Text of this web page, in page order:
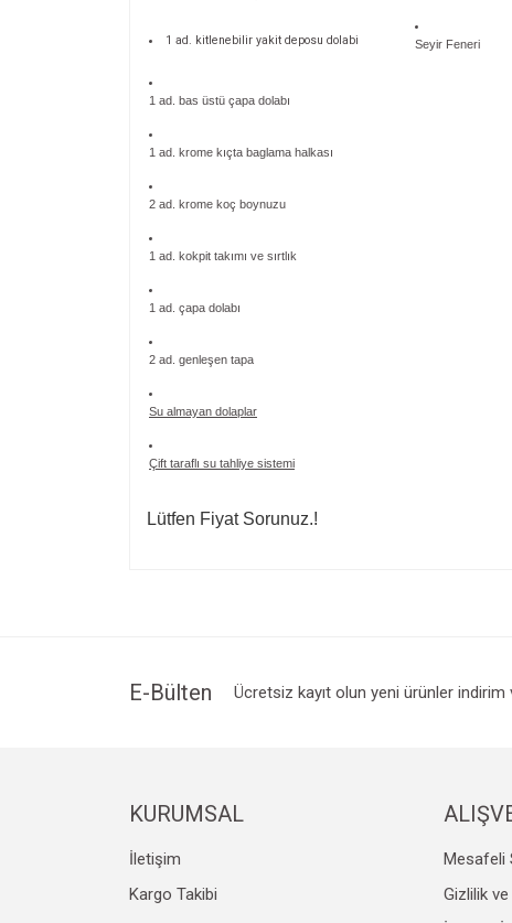
1 ad. kitlenebilir yakit deposu dolabi Seyir Feneri
1 ad. bas üstü çapa dolabı
1 ad. krome kıçta baglama halkası
2 ad. krome koç boynuzu
1 ad. kokpit takımı ve sırtlık
1 ad. çapa dolabı
2 ad. genleşen tapa
Su almayan dolaplar
Çift taraflı su tahliye sistemi
Lütfen Fiyat Sorunuz.!
Ürün bilgilerinde hatalar bulunuyor.
E-Bülten Ücretsiz kayıt olun yeni ürünler
KURUMSAL
İletişim
Kargo Takibi
Mesafeli
Gizlilik